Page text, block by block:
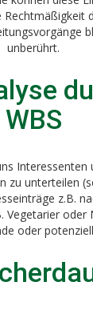
Rechtmäßigkeit
unberührt.
WBS
Interessenten
zu unterteilen
z.B.
Vegetarier
oder